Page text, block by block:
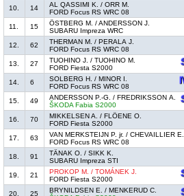
10.
14
AL QASSIMI K. / ORR M.
FORD Focus RS WRC 08
11.
15
ÖSTBERG M. / ANDERSSON J.
SUBARU Impreza WRC
12.
62
THERMAN M. / PERALA J.
FORD Focus RS WRC 08
13.
27
TUOHINO J. / TUOHINO M.
FORD Fiesta S2000
14.
6
SOLBERG H. / MINOR I.
FORD Focus RS WRC 08
15.
49
ANDERSSON P.-G. / FREDRIKSSON A.
ŠKODA Fabia S2000
16.
70
MIKKELSEN A. / FLÖENE O.
FORD Fiesta S2000
17.
63
VAN MERKSTEIJN P. jr. / CHEVAILLIER E.
FORD Focus RS WRC 08
18.
91
TÄNAK O. / SIKK K.
SUBARU Impreza STI
19.
21
PROKOP M. / TOMÁNEK J.
FORD Fiesta S2000
20.
25
BRYNILDSEN E. / MENKERUD C.